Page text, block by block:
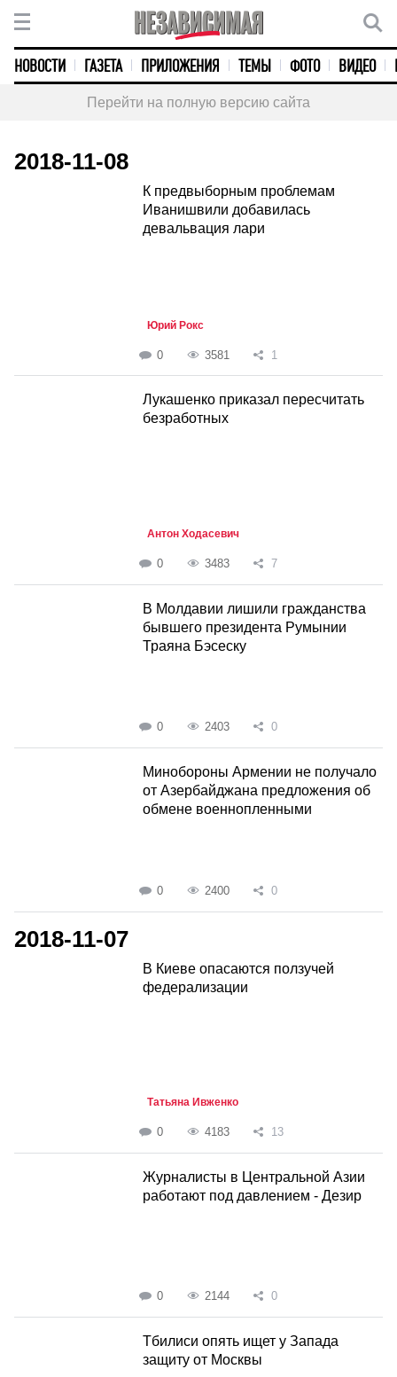
НОВОСТИ ГАЗЕТА ПРИЛОЖЕНИЯ ТЕМЫ ФОТО ВИДЕО
Перейти на полную версию сайта
2018-11-08
К предвыборным проблемам
Иванишвили добавилась
девальвация лари
Юрий Рокс
0 3581 1
Лукашенко приказал пересчитать
безработных
Антон Ходасевич
0 3483 7
В Молдавии лишили гражданства
бывшего президента Румынии
Траяна Бэсеску
0 2403 0
Минобороны Армении не получало
от Азербайджана предложения об
обмене военнопленными
0 2400 0
2018-11-07
В Киеве опасаются ползучей
федерализации
Татьяна Ивженко
0 4183 13
Журналисты в Центральной Азии
работают под давлением - Дезир
0 2144 0
Тбилиси опять ищет у Запада
защиту от Москвы